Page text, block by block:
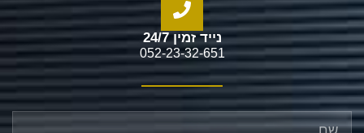
נייד זמין 24/7
052-23-32-651